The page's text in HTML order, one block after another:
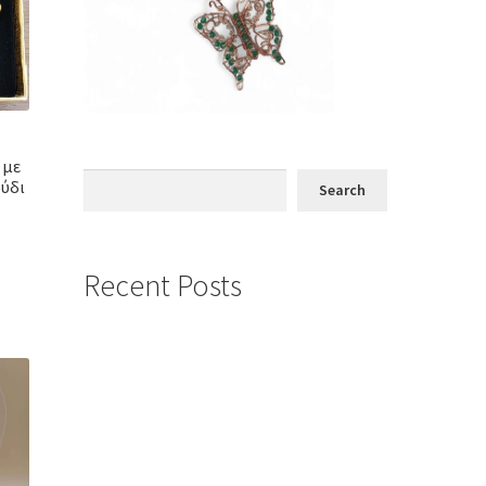
Search
Recent Posts